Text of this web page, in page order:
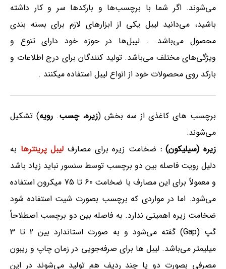
می‌شوند. اگر شما با برچسب‌ها و بارکدها سر و کار داشته
باشید، می‌دانید لیبل یکی از ابزارهای لازم برای بسنه بندی
محصول می‌باشد. . لیبل‌ها در حوزه خود دارای تنوع و
ویژگی‌های مختلف می‌باشد. تولید کنندگان برای درج اطلاعات و
بارکد روی محصولات خود از انواع لیبل استفاده میکنند .
برچسب های کاغذی از سه بخش (زیره،چسب. رویه) تشکیل
می‌شوند:
زیره (سیلیکون) : ضخامت زیره برای مصارف لیبل پرینترها به
دلیل رویت فاصله بین دو برچسب توسط سنسور نباید زیاد باشد
و معمولاً برای این مصارف با ضخامت 60 تا 75 میکرون استفاده
می‌شود. اما در مواردی که برچسب بصورت شیت استفاده شود
ضخامت زیره اهمیتی ندارد. به فاصله بین دو برچسب اصطلاحاً
گپ (Gap) گفته می‌شود و به صورت استاندارد بین 2 تا 3
میلیمتر می‌باشد. لیبل ها برای صرفه‌جویی در زمان چاپ و ریبون
مصرفی بصورت دو یا چند ردیف هم تولید می‌شوند در این